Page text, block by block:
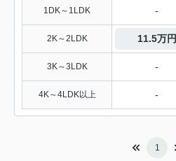
1DK～1LDK -
2K～2LDK 11.5万円
3K～3LDK -
4K～4LDK以上 -
1